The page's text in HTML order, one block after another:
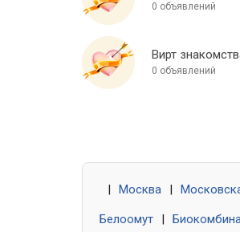
0 объявлений
Вирт
0 объявлений
Москва
Белоомут